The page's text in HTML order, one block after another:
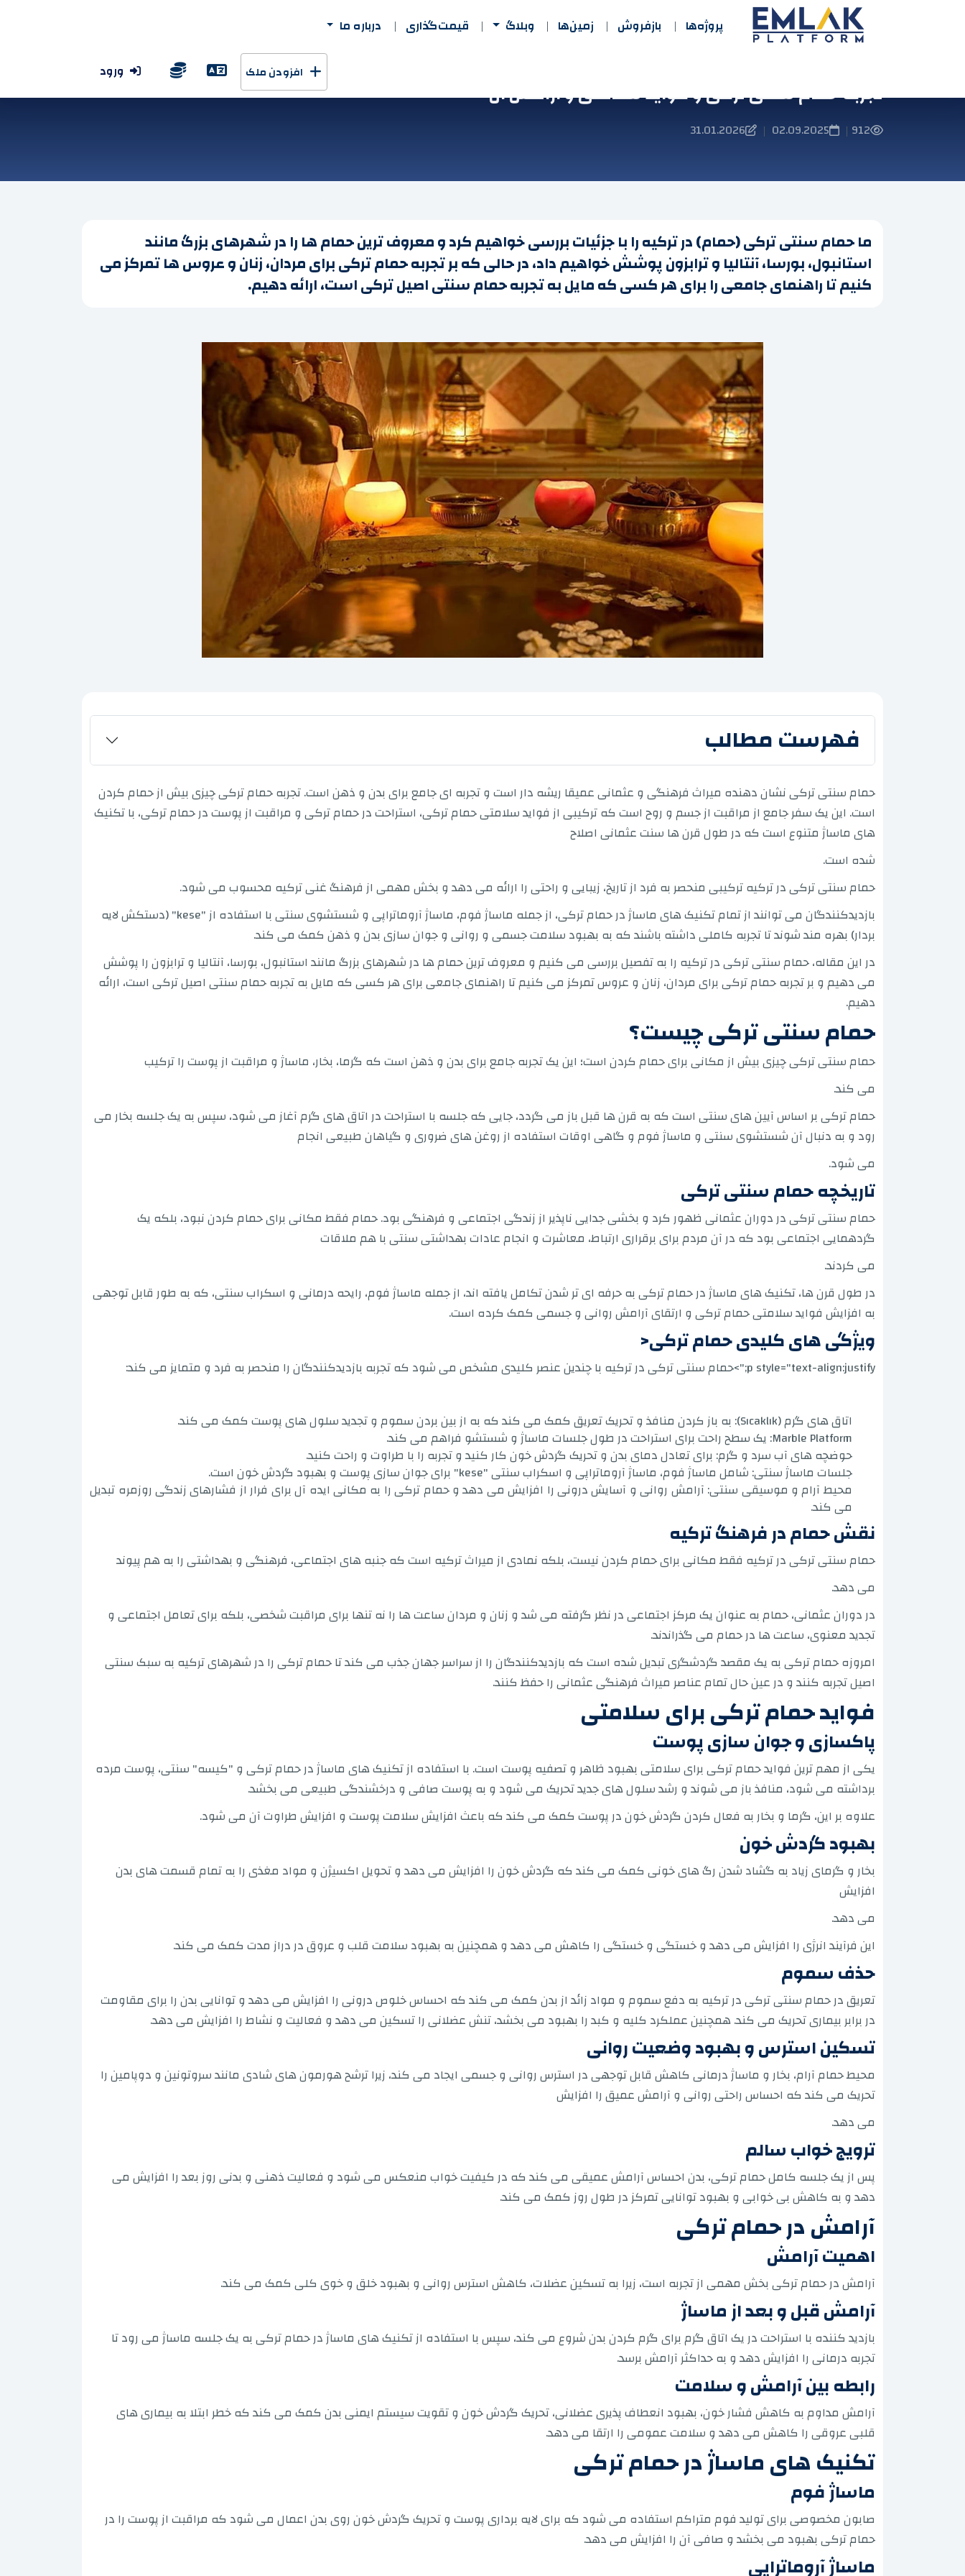
پروژه‌ها بازفروش زمین‌ها وبلاگ قیمت‌گذاری درباره ما
افزودن ملک ورود
تجربه حمام سنتی ترکی و فواید سلامتی و آرامش آن
912
|
02.09.2025
|
31.01.2026
ما حمام سنتی ترکی (حمام) در ترکیه را با جزئیات بررسی خواهیم کرد و معروف ترین حمام ها را در شهرهای بزرگ مانند
استانبول، بورسا، آنتالیا و ترابزون پوشش خواهیم داد، در حالی که بر تجربه حمام ترکی برای مردان، زنان و عروس ها تمرکز می
کنیم تا راهنمای جامعی را برای هر کسی که مایل به تجربه حمام سنتی اصیل ترکی است، ارائه دهیم.
فهرست مطالب
حمام سنتی ترکی نشان دهنده میراث فرهنگی و عثمانی عمیقا ریشه دار است و تجربه ای جامع برای بدن و ذهن است. تجربه حمام ترکی چیزی بیش از حمام کردن
است. این یک سفر جامع از مراقبت از جسم و روح است که ترکیبی از فواید سلامتی حمام ترکی، استراحت در حمام ترکی و مراقبت از پوست در حمام ترکی، با تکنیک
های ماساژ متنوع است که در طول قرن ها سنت عثمانی اصلاح
شده است.
حمام سنتی ترکی در ترکیه ترکیبی منحصر به فرد از تاریخ، زیبایی و راحتی را ارائه می دهد و بخش مهمی از فرهنگ غنی ترکیه محسوب می شود.
بازدیدکنندگان می توانند از تمام تکنیک های ماساژ در حمام ترکی، از جمله ماساژ فوم، ماساژ آروماتراپی و شستشوی سنتی با استفاده از "kese" (دستکش لایه
بردار) بهره مند شوند تا تجربه کاملی داشته باشند که به بهبود سلامت جسمی و روانی و جوان سازی بدن و ذهن کمک می کند.
در این مقاله، حمام سنتی ترکی در ترکیه را به تفصیل بررسی می کنیم و معروف ترین حمام ها در شهرهای بزرگ مانند استانبول، بورسا، آنتالیا و ترابزون را پوشش
می دهیم و بر تجربه حمام ترکی برای مردان، زنان و عروس تمرکز می کنیم تا راهنمای جامعی برای هر کسی که مایل به تجربه حمام سنتی اصیل ترکی است، ارائه
دهیم.
حمام سنتی ترکی چیست؟
حمام سنتی ترکی چیزی بیش از مکانی برای حمام کردن است؛ این یک تجربه جامع برای بدن و ذهن است که گرما، بخار، ماساژ و مراقبت از پوست را ترکیب
می کند.
حمام ترکی بر اساس آیین های سنتی است که به قرن ها قبل باز می گردد، جایی که جلسه با استراحت در اتاق های گرم آغاز می شود، سپس به یک جلسه بخار می
رود و به دنبال آن شستشوی سنتی و ماساژ فوم و گاهی اوقات استفاده از روغن های ضروری و گیاهان طبیعی انجام
می شود.
تاریخچه حمام سنتی ترکی
حمام سنتی ترکی در دوران عثمانی ظهور کرد و بخشی جدایی ناپذیر از زندگی اجتماعی و فرهنگی بود. حمام فقط مکانی برای حمام کردن نبود، بلکه یک
گردهمایی اجتماعی بود که در آن مردم برای برقراری ارتباط، معاشرت و انجام عادات بهداشتی سنتی با هم ملاقات
می کردند.
در طول قرن ها، تکنیک های ماساژ در حمام ترکی به حرفه ای تر شدن تکامل یافته اند، از جمله ماساژ فوم، رایحه درمانی و اسکراب سنتی، که به طور قابل توجهی
به افزایش فواید سلامتی حمام ترکی و ارتقای آرامش روانی و جسمی کمک کرده است.
ویژگی های کلیدی حمام ترکی<
p style="text-align:justify;">حمام سنتی ترکی در ترکیه با چندین عنصر کلیدی مشخص می شود که تجربه بازدیدکنندگان را منحصر به فرد و متمایز می کند:
اتاق های گرم (Sıcaklık): به باز کردن منافذ و تحریک تعریق کمک می کند که به از بین بردن سموم و تجدید سلول های پوست کمک می کند.
Marble Platform: یک سطح راحت برای استراحت در طول جلسات ماساژ و شستشو فراهم می کند.
حوضچه های آب سرد و گرم: برای تعادل دمای بدن و تحریک گردش خون کار کنید و تجربه را با طراوت و راحت کنید.
جلسات ماساژ سنتی: شامل ماساژ فوم، ماساژ آروماتراپی و اسکراب سنتی "kese" برای جوان سازی پوست و بهبود گردش خون است.
محیط آرام و موسیقی سنتی: آرامش روانی و آسایش درونی را افزایش می دهد و حمام ترکی را به مکانی ایده آل برای فرار از فشارهای زندگی روزمره تبدیل
می کند.
نقش حمام در فرهنگ ترکیه
حمام سنتی ترکی در ترکیه فقط مکانی برای حمام کردن نیست، بلکه نمادی از میراث ترکیه است که جنبه های اجتماعی، فرهنگی و بهداشتی را به هم پیوند
می دهد.
در دوران عثمانی، حمام به عنوان یک مرکز اجتماعی در نظر گرفته می شد و زنان و مردان ساعت ها را نه تنها برای مراقبت شخصی، بلکه برای تعامل اجتماعی و
تجدید معنوی، ساعت ها در حمام می گذراندند.
امروزه حمام ترکی به یک مقصد گردشگری تبدیل شده است که بازدیدکنندگان را از سراسر جهان جذب می کند تا حمام ترکی را در شهرهای ترکیه به سبک سنتی
اصیل تجربه کنند و در عین حال تمام عناصر میراث فرهنگی عثمانی را حفظ کنند.
فواید حمام ترکی برای سلامتی
پاکسازی و جوان سازی پوست
یکی از مهم ترین فواید حمام ترکی برای سلامتی بهبود ظاهر و تصفیه پوست است. با استفاده از تکنیک های ماساژ در حمام ترکی و "کیسه" سنتی، پوست مرده
برداشته می شود، منافذ باز می شوند و رشد سلول های جدید تحریک می شود و به پوست صافی و درخشندگی طبیعی می بخشد.
علاوه بر این، گرما و بخار به فعال کردن گردش خون در پوست کمک می کند که باعث افزایش سلامت پوست و افزایش طراوت آن می شود.
بهبود گردش خون
بخار و گرمای زیاد به گشاد شدن رگ های خونی کمک می کند که گردش خون را افزایش می دهد و تحویل اکسیژن و مواد مغذی را به تمام قسمت های بدن
افزایش
می دهد.
این فرآیند انرژی را افزایش می دهد و خستگی و خستگی را کاهش می دهد و همچنین به بهبود سلامت قلب و عروق در دراز مدت کمک می کند.
حذف سموم
تعریق در حمام سنتی ترکی در ترکیه به دفع سموم و مواد زائد از بدن کمک می کند که احساس خلوص درونی را افزایش می دهد و توانایی بدن را برای مقاومت
در برابر بیماری تحریک می کند. همچنین عملکرد کلیه و کبد را بهبود می بخشد، تنش عضلانی را تسکین می دهد و فعالیت و نشاط را افزایش می دهد.
تسکین استرس و بهبود وضعیت روانی
محیط حمام آرام، بخار و ماساژ درمانی کاهش قابل توجهی در استرس روانی و جسمی ایجاد می کند، زیرا ترشح هورمون های شادی مانند سروتونین و دوپامین را
تحریک می کند که احساس راحتی روانی و آرامش عمیق را افزایش
می دهد.
ترویج خواب سالم
پس از یک جلسه کامل حمام ترکی، بدن احساس آرامش عمیقی می کند که در کیفیت خواب منعکس می شود و فعالیت ذهنی و بدنی روز بعد را افزایش می
دهد و به کاهش بی خوابی و بهبود توانایی تمرکز در طول روز کمک می کند.
آرامش در حمام ترکی
اهمیت آرامش
آرامش در حمام ترکی بخش مهمی از تجربه است، زیرا به تسکین عضلات، کاهش استرس روانی و بهبود خلق و خوی کلی کمک می کند.
آرامش قبل و بعد از ماساژ
بازدید کننده با استراحت در یک اتاق گرم برای گرم کردن بدن شروع می کند، سپس با استفاده از تکنیک های ماساژ در حمام ترکی به یک جلسه ماساژ می رود تا
تجربه درمانی را افزایش دهد و به حداکثر آرامش برسد.
رابطه بین آرامش و سلامت
آرامش مداوم به کاهش فشار خون، بهبود انعطاف پذیری عضلانی، تحریک گردش خون و تقویت سیستم ایمنی بدن کمک می کند که خطر ابتلا به بیماری های
قلبی عروقی را کاهش می دهد و سلامت عمومی را ارتقا می دهد.
تکنیک های ماساژ در حمام ترکی
ماساژ فوم
صابون مخصوصی برای تولید فوم متراکم استفاده می شود که برای لایه برداری پوست و تحریک گردش خون روی بدن اعمال می شود که مراقبت از پوست را در
حمام ترکی بهبود می بخشد و صافی آن را افزایش می دهد.
ماساژ آروماتراپی